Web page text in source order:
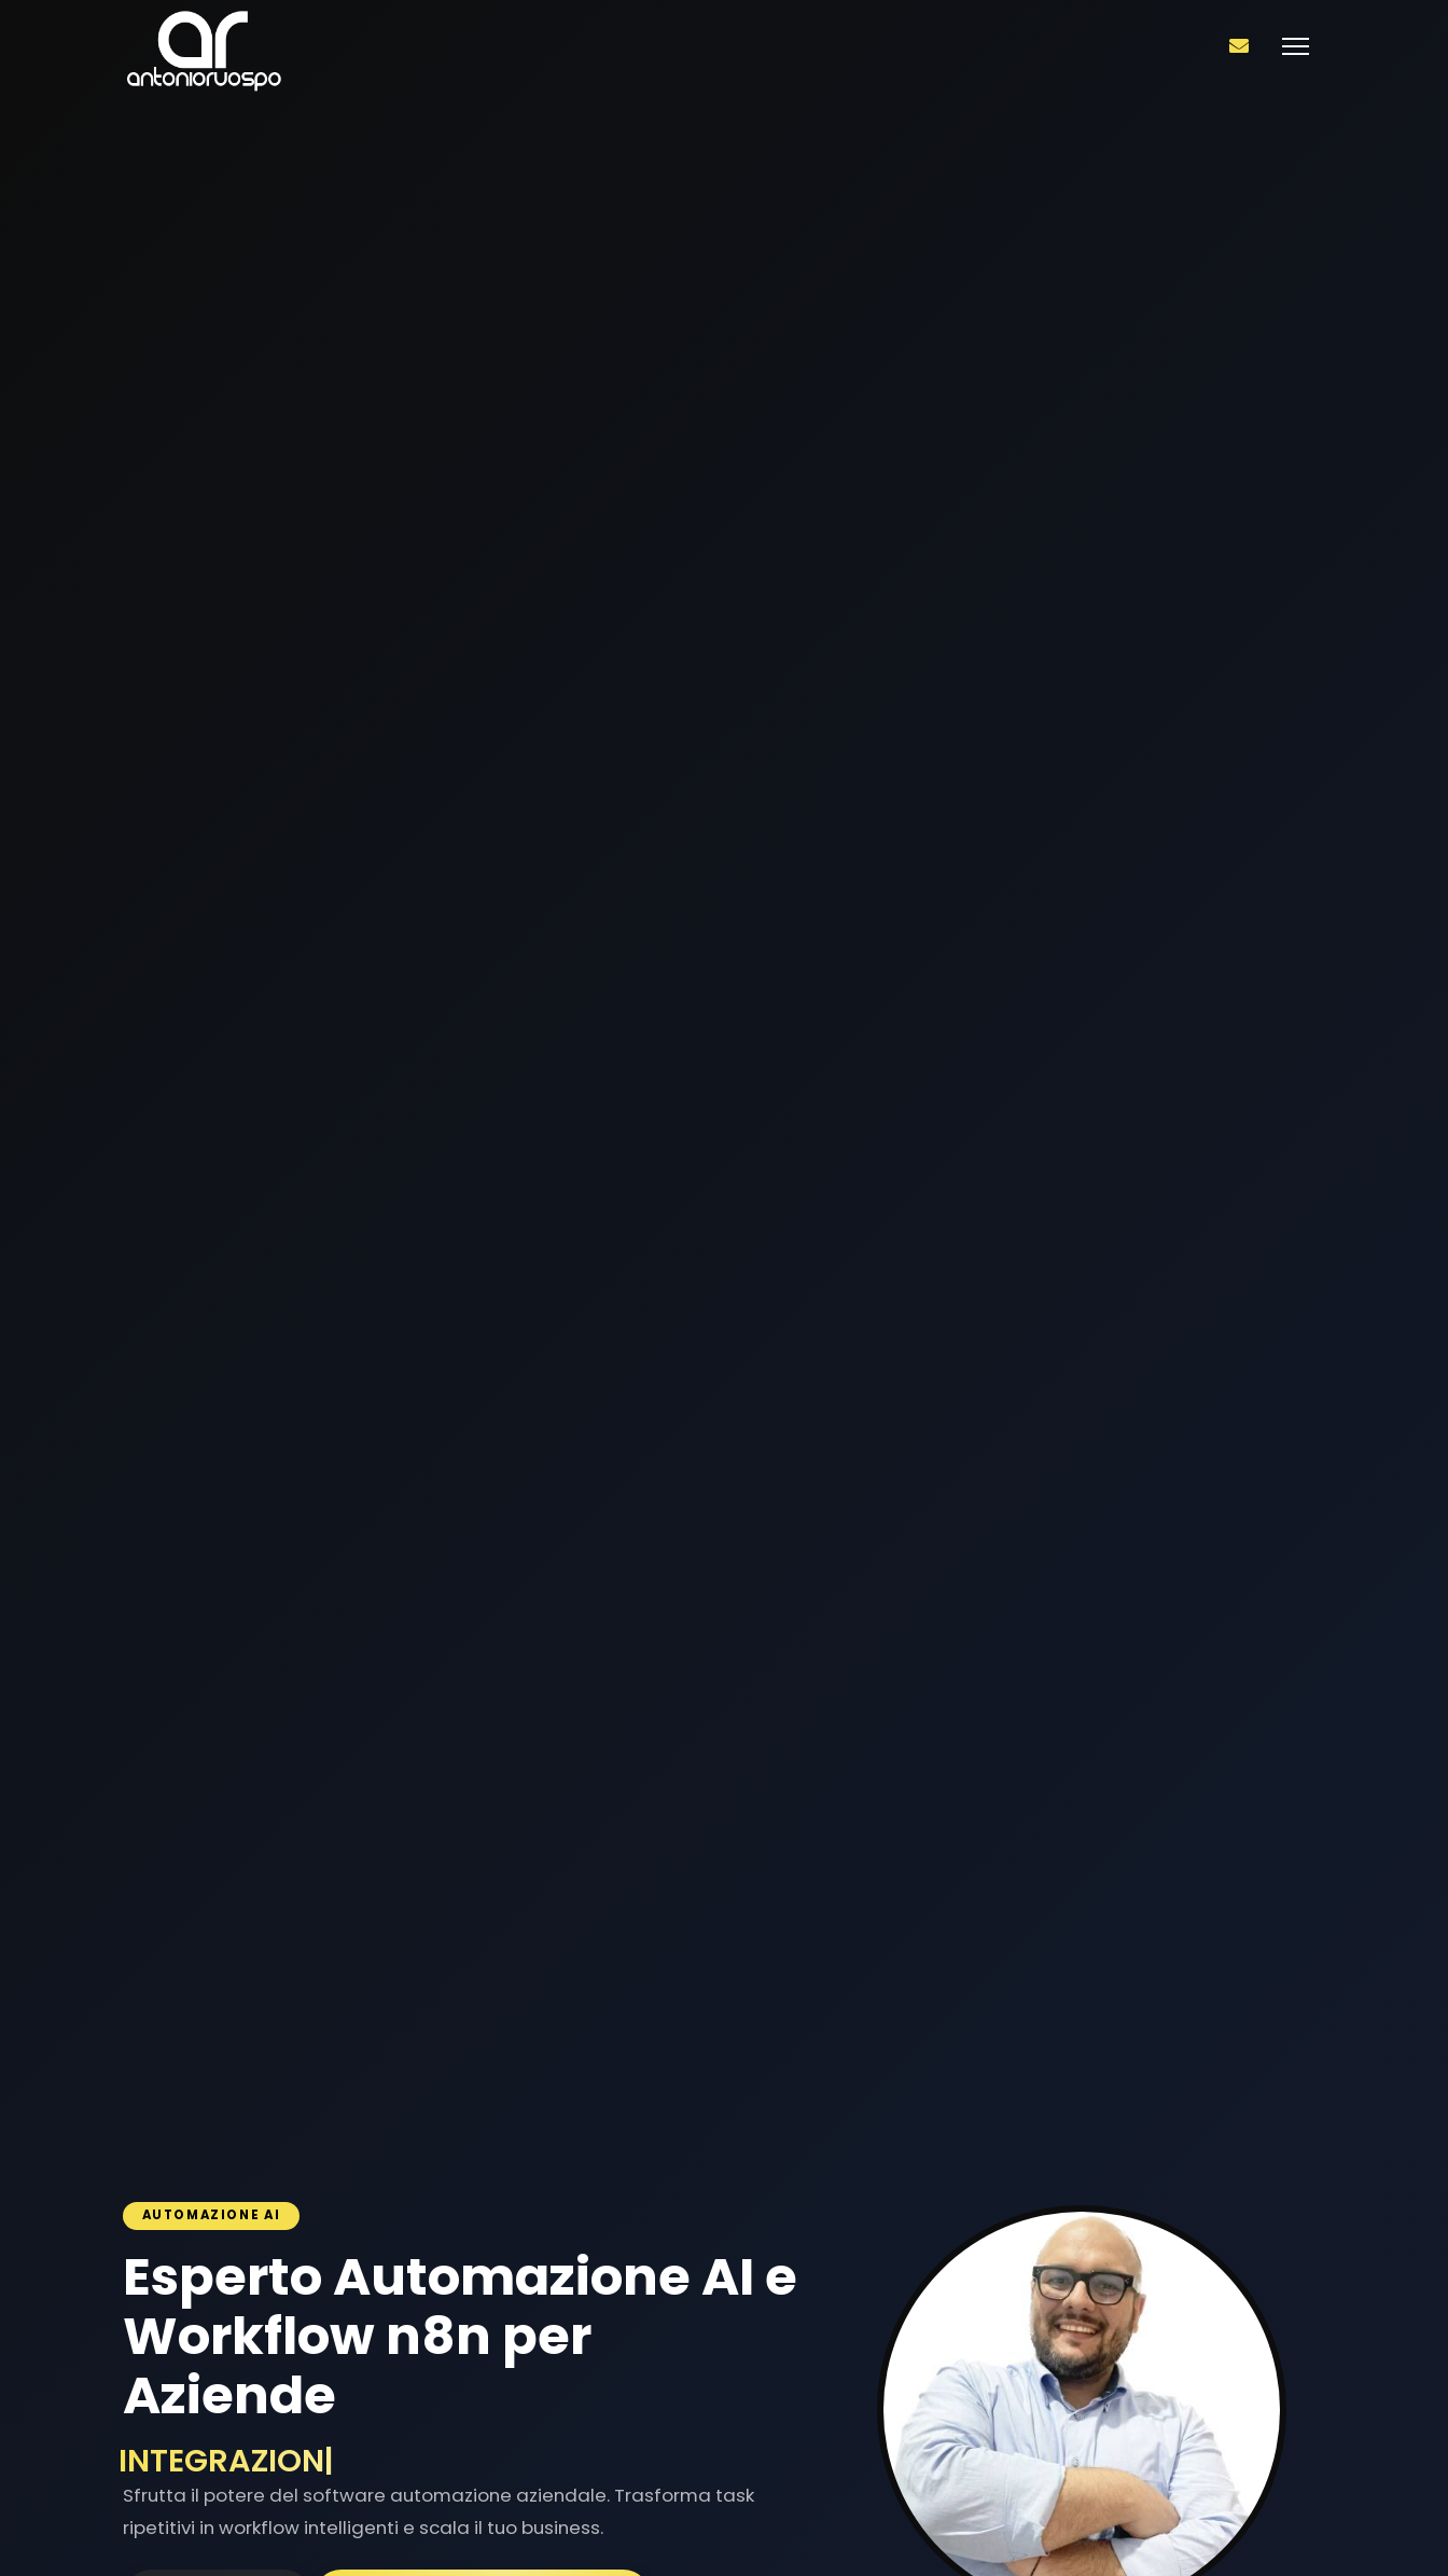
AUTOMAZIONE AI
Esperto Automazione AI e
Workflow n8n per
Aziende
OTTIMI|
Sfrutta il potere del software automazione aziendale. Trasforma task
ripetitivi in workflow intelligenti e scala il tuo business.